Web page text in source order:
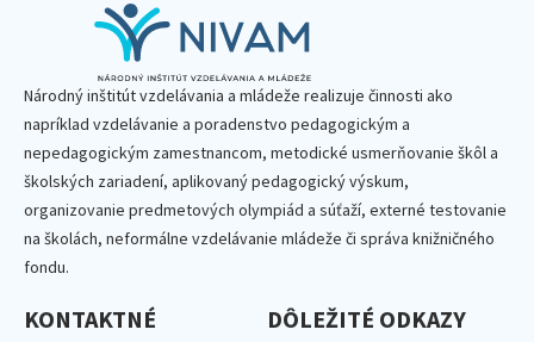
Národný inštitút vzdelávania a mládeže realizuje činnosti ako
napríklad vzdelávanie a poradenstvo pedagogickým a
nepedagogickým zamestnancom, metodické usmerňovanie škôl a
školských zariadení, aplikovaný pedagogický výskum,
organizovanie predmetových olympiád a súťaží, externé testovanie
na školách, neformálne vzdelávanie mládeže či správa knižničného
fondu.
KONTAKTNÉ
DÔLEŽITÉ ODKAZY